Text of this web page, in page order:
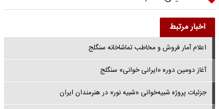
اخبار مرتبط
اعلام آمار فروش و مخاطب تماشاخانه سنگلج
آغاز دومین دوره «ایرانی خوانی» سنگلج
جزئیات پروژه شبیه‌خوانی «شبیه نور» در هنرمندان ایران